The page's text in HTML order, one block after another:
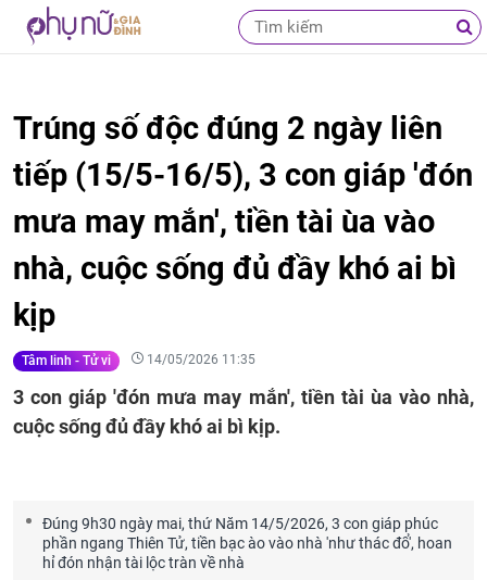
Trúng số độc đúng 2 ngày liên
tiếp (15/5-16/5), 3 con giáp 'đón
mưa may mắn', tiền tài ùa vào
nhà, cuộc sống đủ đầy khó ai bì
kịp
Tâm linh - Tử vi 14/05/2026 11:35
3 con giáp 'đón mưa may mắn', tiền tài ùa vào nhà,
cuộc sống đủ đầy khó ai bì kịp.
Đúng 9h30 ngày mai, thứ Năm 14/5/2026, 3 con giáp phúc
phần ngang Thiên Tử, tiền bạc ào vào nhà 'như thác đổ', hoan
hỉ đón nhận tài lộc tràn về nhà